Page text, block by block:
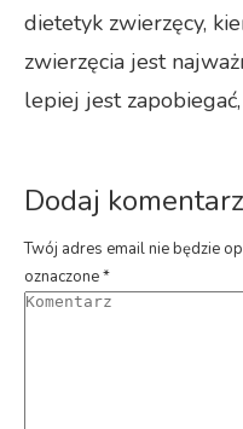
dietetyk zwierzęcy,
zwierzęcia jest
lepiej jest
Dodaj komentarz
Twój adres email nie będzie
oznaczone*
Komentarz